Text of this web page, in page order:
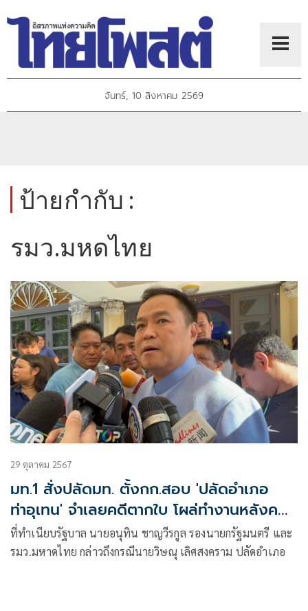
จันทร์, 10 สิงหาคม 2569
ป้ายกำกับ :
รมว.มหดไทย
29 ตุลาคม 2567
มท.1 สั่งปลัดมท. ตั้งกก.สอบ 'ปลัดอำเภอ
ท่าอุเทน' จำเลยคดีตากใบ โผล่ทำงานหลังคดี
หมดอายุความ
ที่ทำเนียบรัฐบาล นายอนุทิน ชาญวีรกูล รองนายกรัฐมนตรี และ
รมว.มหาดไทย กล่าวถึงกรณีนายวิษณุ เลิศสงคราม ปลัดอำเภอ